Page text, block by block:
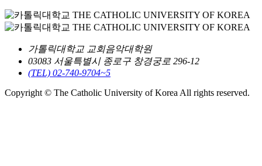
가톨릭대학교 교회음악대학원
03083 서울특별시 종로구 창경궁로 296-12
(TEL) 02-740-9704~5
Copyright © The Catholic University of Korea All rights reserved.